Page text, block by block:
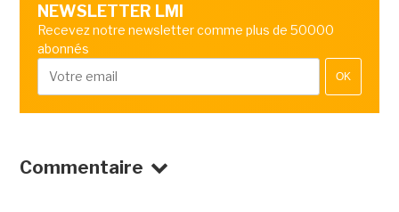
NEWSLETTER LMI
Recevez notre newsletter comme plus de 50000
abonnés
OK
Commentaire